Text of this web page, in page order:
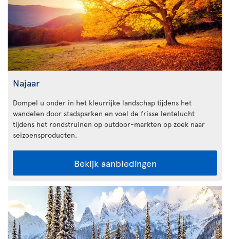
Najaar
Dompel u onder in het kleurrijke landschap tijdens het
wandelen door stadsparken en voel de frisse lentelucht
tijdens het rondstruinen op outdoor-markten op zoek naar
seizoensproducten.
Bekijk aanbiedingen